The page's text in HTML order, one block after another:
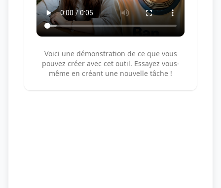
Voici une démonstration de ce que vous
pouvez créer avec cet outil. Essayez vous-
même en créant une nouvelle tâche !